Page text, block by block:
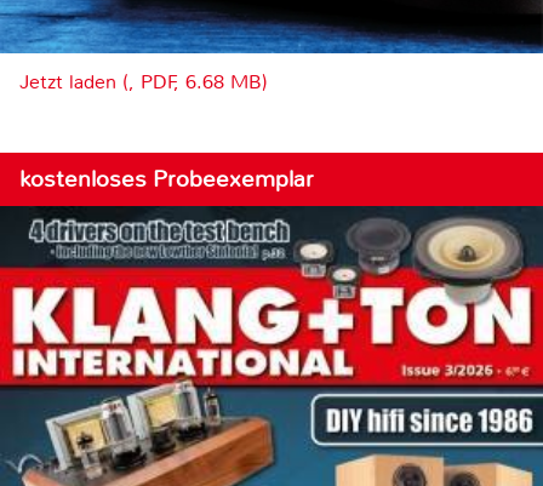
Jetzt laden (, PDF, 6.68 MB)
kostenloses Probeexemplar